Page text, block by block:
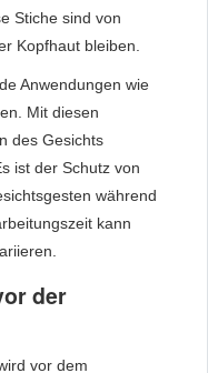
Stiche sind von
Kopfhaut bleiben.
Anwendungen wie
Mit diesen
des Gesichts
ist der Schutz von
während
kann
der
vor dem